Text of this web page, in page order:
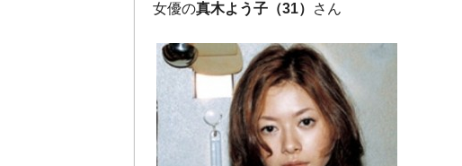
女優の真木よう子（31） さん